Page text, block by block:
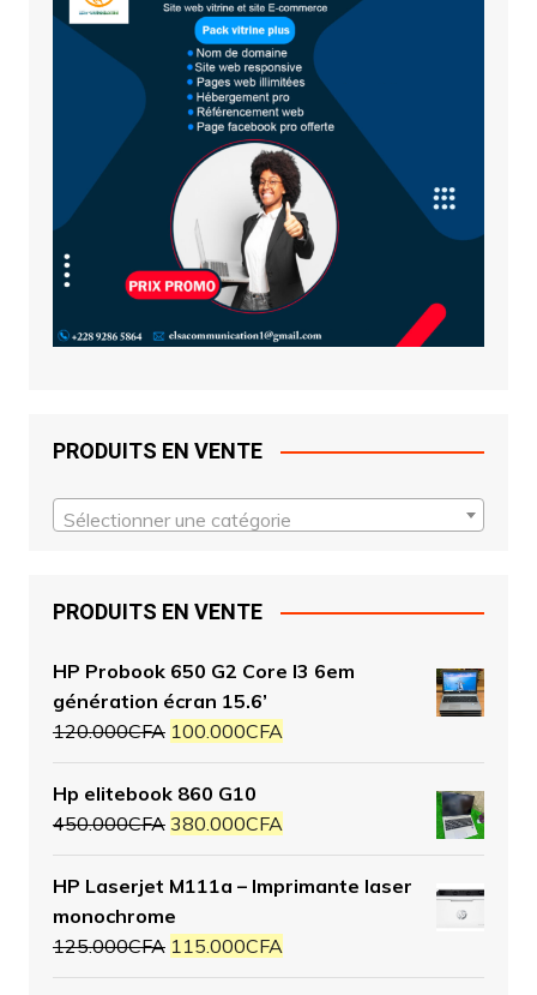
PRODUITS EN VENTE
Sélectionner une catégorie
PRODUITS EN VENTE
HP Probook 650 G2 Core I3 6em
génération écran 15.6’
120.000CFA 100.000CFA
Hp elitebook 860 G10
450.000CFA 380.000CFA
HP Laserjet M111a – Imprimante laser
monochrome
125.000CFA 115.000CFA